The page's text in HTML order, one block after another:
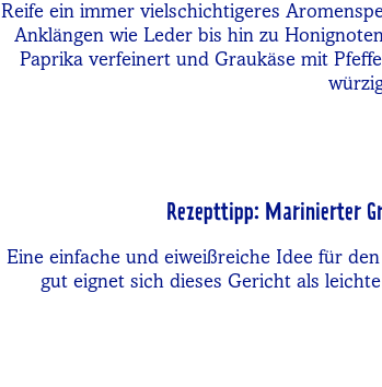
Reife ein immer vielschichtigeres
Anklängen wie Leder bis hin zu
Paprika verfeinert und Graukäse mit
Rezepttipp: Marinierter
Eine einfache und eiweißreiche Idee für
gut eignet sich dieses Gericht als